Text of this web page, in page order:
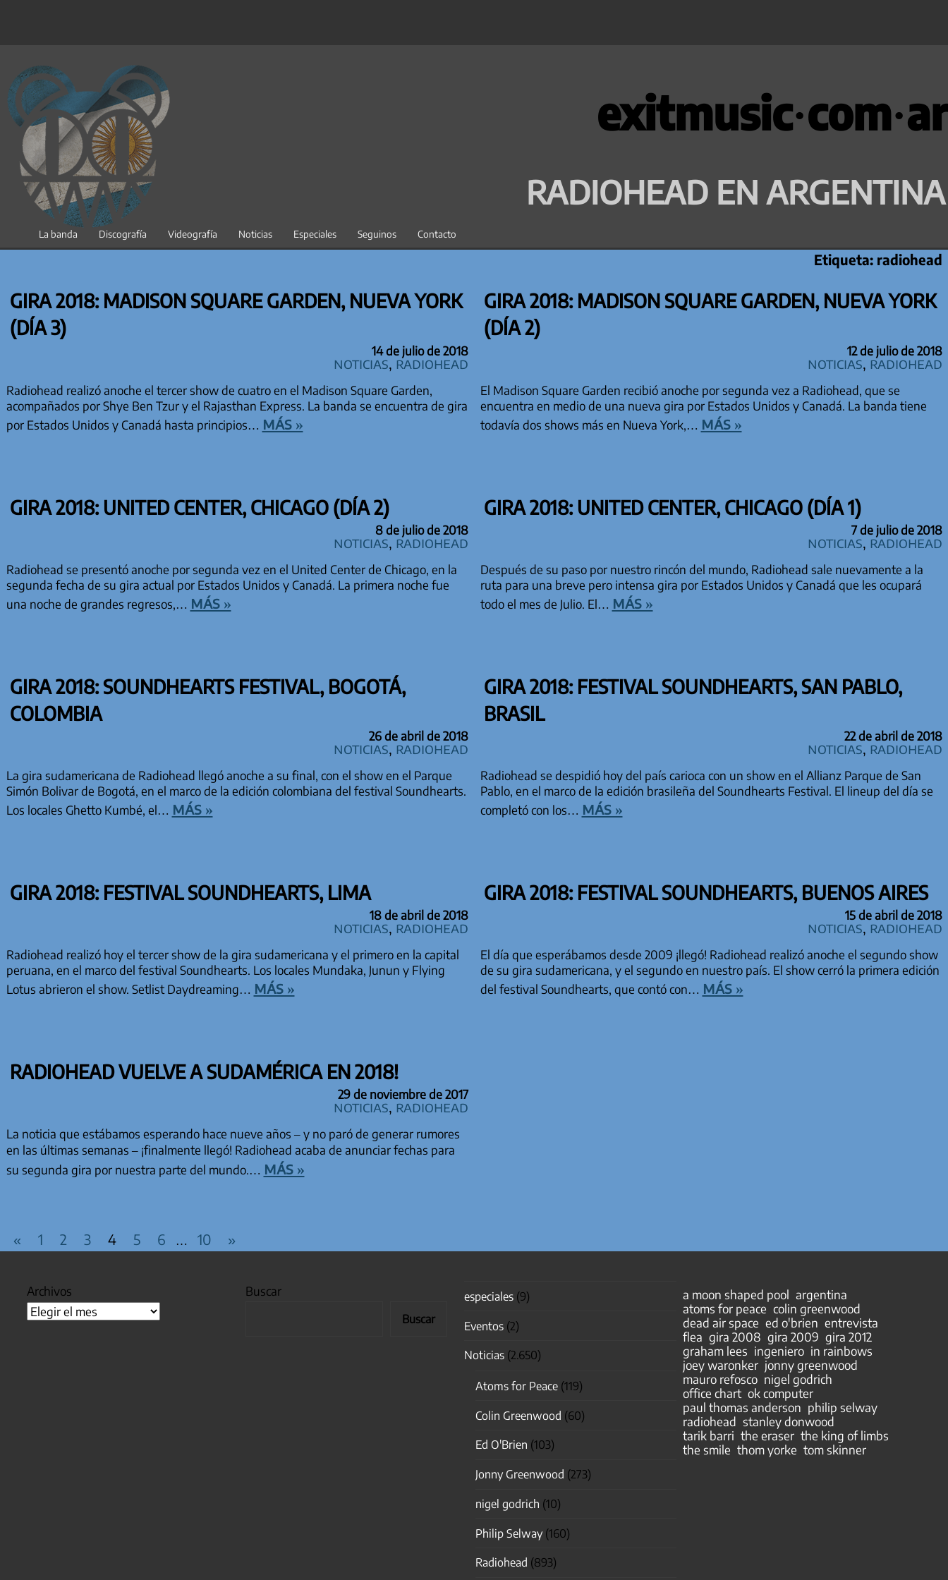
contenido
exitmusic·com·ar
RADIOHEAD EN ARGENTINA
La banda Discografía Videografía Noticias Especiales Seguinos Contacto
Etiqueta: radiohead
GIRA 2018: MADISON SQUARE GARDEN, NUEVA YORK
(DÍA 3)
14 de julio de 2018
Noticias Radiohead
Radiohead realizó anoche el tercer show de cuatro en el Madison Square Garden,
acompañados por Shye Ben Tzur y el Rajasthan Express. La banda se encuentra de gira
por Estados Unidos y Canadá hasta principios… más »
GIRA 2018: MADISON SQUARE GARDEN, NUEVA YORK
(DÍA 2)
12 de julio de 2018
Noticias Radiohead
El Madison Square Garden recibió anoche por segunda vez a Radiohead, que se
encuentra en medio de una nueva gira por Estados Unidos y Canadá. La banda tiene
todavía dos shows más en Nueva York,… más »
GIRA 2018: UNITED CENTER, CHICAGO (DÍA 2)
8 de julio de 2018
Noticias Radiohead
Radiohead se presentó anoche por segunda vez en el United Center de Chicago, en la
segunda fecha de su gira actual por Estados Unidos y Canadá. La primera noche fue
una noche de grandes regresos,… más »
GIRA 2018: UNITED CENTER, CHICAGO (DÍA 1)
7 de julio de 2018
Noticias Radiohead
Después de su paso por nuestro rincón del mundo, Radiohead sale nuevamente a la
ruta para una breve pero intensa gira por Estados Unidos y Canadá que les ocupará
todo el mes de Julio. El… más »
GIRA 2018: SOUNDHEARTS FESTIVAL, BOGOTÁ,
COLOMBIA
26 de abril de 2018
Noticias Radiohead
La gira sudamericana de Radiohead llegó anoche a su final, con el show en el Parque
Simón Bolivar de Bogotá, en el marco de la edición colombiana del festival Soundhearts.
Los locales Ghetto Kumbé, el… más »
GIRA 2018: FESTIVAL SOUNDHEARTS, SAN PABLO,
BRASIL
22 de abril de 2018
Noticias Radiohead
Radiohead se despidió hoy del país carioca con un show en el Allianz Parque de San
Pablo, en el marco de la edición brasileña del Soundhearts Festival. El lineup del día se
completó con los… más »
GIRA 2018: FESTIVAL SOUNDHEARTS, LIMA
18 de abril de 2018
Noticias Radiohead
Radiohead realizó hoy el tercer show de la gira sudamericana y el primero en la capital
peruana, en el marco del festival Soundhearts. Los locales Mundaka, Junun y Flying
Lotus abrieron el show. Setlist Daydreaming… más »
GIRA 2018: FESTIVAL SOUNDHEARTS, BUENOS AIRES
15 de abril de 2018
Noticias Radiohead
El día que esperábamos desde 2009 ¡llegó! Radiohead realizó anoche el segundo show
de su gira sudamericana, y el segundo en nuestro país. El show cerró la primera edición
del festival Soundhearts, que contó con… más »
RADIOHEAD VUELVE A SUDAMÉRICA EN 2018!
29 de noviembre de 2017
Noticias Radiohead
La noticia que estábamos esperando hace nueve años – y no paró de generar rumores
en las últimas semanas – ¡finalmente llegó! Radiohead acaba de anunciar fechas para
su segunda gira por nuestra parte del mundo.… más »
PAGINACIÓN DE ENTRADAS
«Entradas
1 2 3 4 5 6 … 10
Entradas
»
Archivos Buscar
Buscar
especiales(9)
Eventos(2)
Noticias(2.650)
Atoms for Peace(119)
Colin Greenwood (60)
Ed O'Brien (103)
Jonny Greenwood (273)
nigel godrich (10)
Philip Selway(160)
Radiohead (893)
a moon shaped pool argentina
atoms for peace colin greenwood
dead air space ed o'brien entrevista
flea gira 2008 gira 2009 gira 2012
graham lees ingeniero in rainbows
joey waronker jonny greenwood
mauro refosco nigel godrich
office chart ok computer
paul thomas anderson philip selway
radiohead stanley donwood
tarik barri the eraser the king of limbs
the smile thom yorke tom skinner